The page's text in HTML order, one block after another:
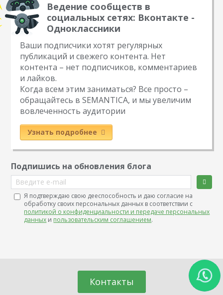
Ведение сообществ в
социальных сетях: Вконтакте -
Одноклассники
Ваши подписчики хотят регулярных
публикаций и свежего контента. Нет
контента – нет подписчиков, комментариев
и лайков.
Когда всем этим заниматься? Все просто –
обращайтесь в SEMANTICA, и мы увеличим
вовлеченность аудитории
Узнать подробнее
Подпишись на обновления блога
Введите e-mail
Я подтверждаю свою дееспособность и даю согласие на
обработку своих персональных данных в соответствии с
политикой о конфиденциальности и передаче персональных
данных и пользовательским соглашением.
Контакты